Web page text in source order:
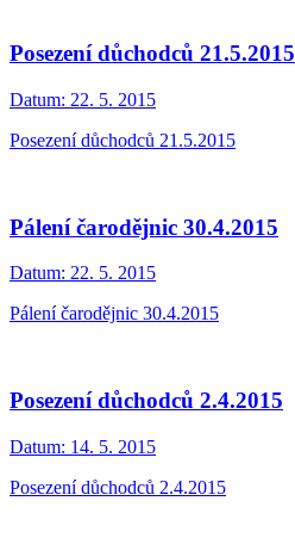
Posezení důchodců 21.5.2015
Datum: 22. 5. 2015
Posezení důchodců 21.5.2015
Pálení čarodějnic 30.4.2015
Datum: 22. 5. 2015
Pálení čarodějnic 30.4.2015
Posezení důchodců 2.4.2015
Datum: 14. 5. 2015
Posezení důchodců 2.4.2015